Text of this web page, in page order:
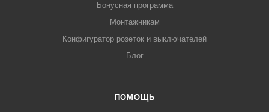
Бонусная программа
Монтажникам
Конфигуратор розеток и выключателей
Блог
ПОМОЩЬ